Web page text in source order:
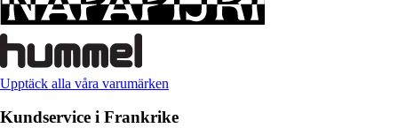
Upptäck alla våra varumärken
Kundservice i Frankrike